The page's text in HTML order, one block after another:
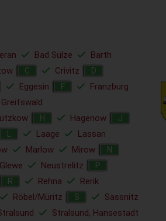
Bad Sülze
Barth
C Crivitz D
Eggesin F Franzburg
Greifswald
H Hagenow J
Laage
Lassan
Marlow Mirow N
Neustrelitz P
R Rehna
Rerik
Röbel/Müritz S
Sassnitz
Stralsund, Hansestadt